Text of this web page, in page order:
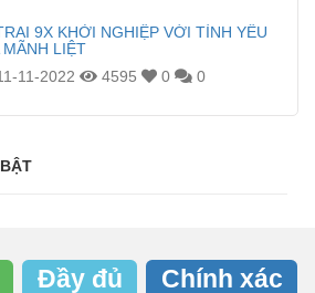
9X KHỞI NGHIỆP VỚI TÌNH YÊU
MÃNH LIỆT
11-2022 4595 0 0
Đầy đủ Chính xác